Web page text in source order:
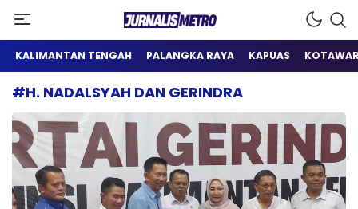
Jurnalis Metro
Satu Wadah Informasi
KALIMANTAN TENGAH PALANGKA RAYA KAPUAS
#H. NADALSYAH DAN GERINDRA